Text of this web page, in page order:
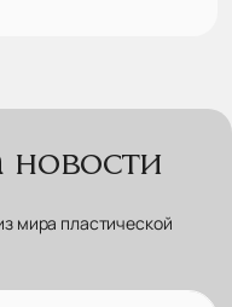
мира пластической